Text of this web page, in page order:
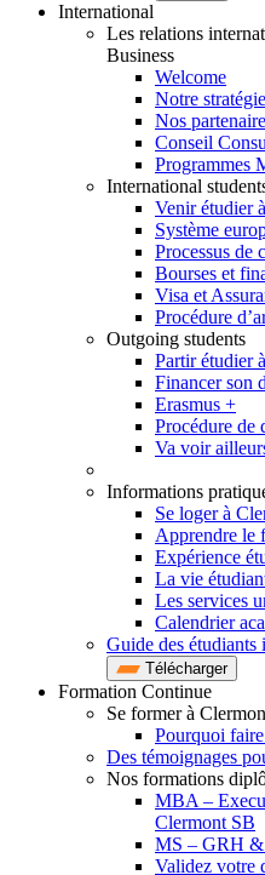
International
Les relations
Business
Welcome
Notre
Nos
Conseil
Programmes
International
Venir étudier
Système
Processus de
Bourses et
Visa et
Procédure
Outgoing students
Partir étudier
Financer son
Erasmus +
Procédure de
Va voir
Informations
Se loger à
Apprendre le
Expérience
La vie
Les services
Calendrier
Guide des étudiants
Télécharger
Formation Continue
Se former à
Pourquoi
Des témoignages
Nos formations
MBA –
Clermont SB
MS – GRH &
Validez votre